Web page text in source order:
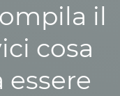
il
cosa
essere